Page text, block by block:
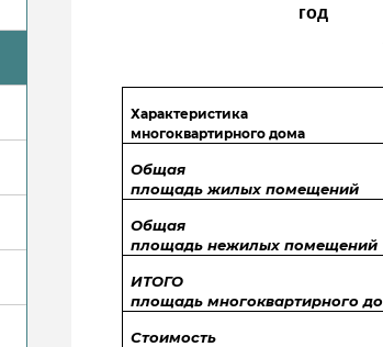
Характеристика
многоквартирного дома
Общая
площадь жилых помещений
Общая
площадь нежилых помещений
ИТОГО
площадь многоквартирного
Стоимость